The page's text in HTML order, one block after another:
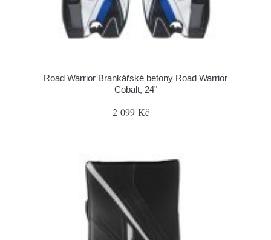
Road Warrior Brankářské betony Road Warrior
Cobalt, 24"
2 099 Kč